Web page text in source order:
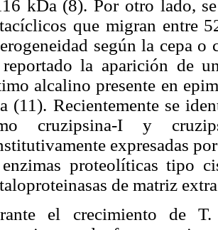
kDa (8). Por otro lado,
que migran entre
según la cepa
la aparición de
alcalino presente en
(11). Recientemente se
cruzipsina-I y
expresadas
proteolíticas tipo
de matriz
el crecimiento de